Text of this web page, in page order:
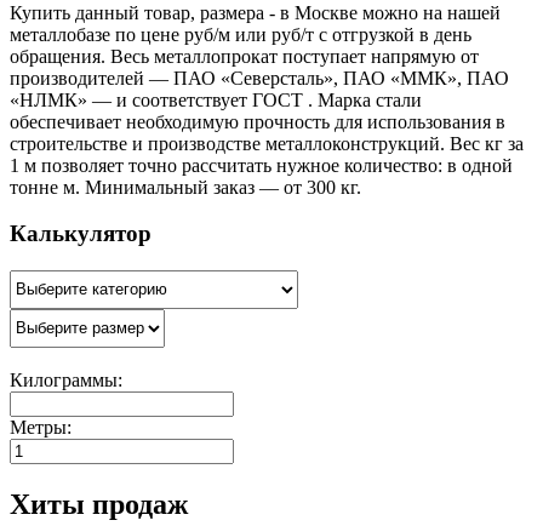
Купить данный товар, размера - в Москве можно на нашей
металлобазе по цене руб/м или руб/т с отгрузкой в день
обращения. Весь металлопрокат поступает напрямую от
производителей — ПАО «Северсталь», ПАО «ММК», ПАО
«НЛМК» — и соответствует ГОСТ . Марка стали
обеспечивает необходимую прочность для использования в
строительстве и производстве металлоконструкций. Вес кг за
1 м позволяет точно рассчитать нужное количество: в одной
тонне м. Минимальный заказ — от 300 кг.
Калькулятор
Килограммы:
Метры:
Хиты продаж